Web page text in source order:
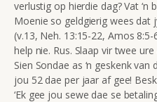
verlustig op hierdie dag? Vat ‘n
Moenie so geldgierig wees dat
(v.13, Neh. 13:15-22, Amos
help nie. Rus. Slaap vir twee
Sien Sondae as ‘n geskenk
jou 52 dae per jaar af gee!
‘Ek gee jou sewe dae se